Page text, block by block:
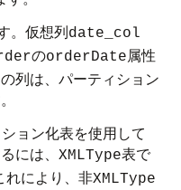
。仮想列date_col
のorderDate属性
列は、パーティション
ョン化表を使用して
には、 XMLType表で
れにより、非XMLType